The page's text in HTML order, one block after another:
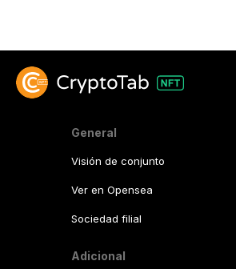
General
Visión de conjunto
Ver en Opensea
Sociedad filial
Adicional